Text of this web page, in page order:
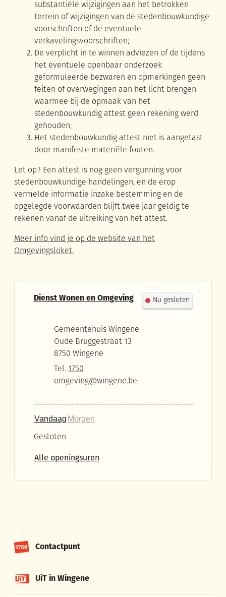
substantiële wijzigingen aan het betrokken
terrein of wijzigingen van de stedenbouwkundige
voorschriften of de eventuele
verkavelingsvoorschriften;
De verplicht in te winnen adviezen of de tijdens
het eventuele openbaar onderzoek
geformuleerde bezwaren en opmerkingen geen
feiten of overwegingen aan het licht brengen
waarmee bij de opmaak van het
stedenbouwkundig attest geen rekening werd
gehouden;
Het stedenbouwkundig attest niet is aangetast
door manifeste materiële fouten.
Let op ! Een attest is nog geen vergunning voor
stedenbouwkundige handelingen, en de erop
vermelde informatie inzake bestemming en de
opgelegde voorwaarden blijft twee jaar geldig te
rekenen vanaf de uitreiking van het attest.
Meer info vind je op de website van het
Omgevingsloket.
Contact
Dienst Wonen en Omgeving Nu gesloten
Gemeentehuis Wingene
Oude Bruggestraat 13
,8750 Wingene
1750
E-mailomgeving@wingene.be
Vandaag Morgen
Gesloten
Alle openingsurenDienst Wonen en Omgeving
Contactpunt
UiT in Wingene